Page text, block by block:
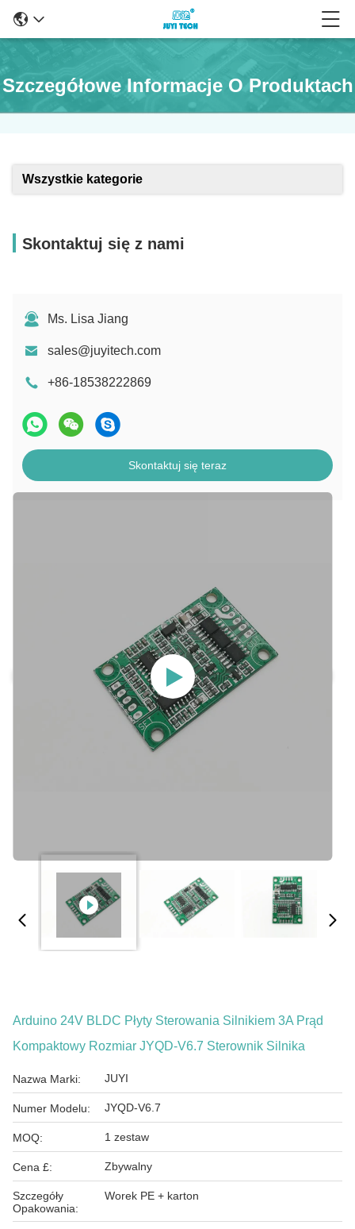
Szczegółowe Informacje O Produktach
Wszystkie kategorie
Skontaktuj się z nami
Ms. Lisa Jiang
sales@juyitech.com
+86-18538222869
Skontaktuj się teraz
Arduino 24V BLDC Płyty Sterowania Silnikiem 3A Prąd
Kompaktowy Rozmiar JYQD-V6.7 Sterownik Silnika
Nazwa Marki: JUYI
Numer Modelu: JYQD-V6.7
MOQ: 1 zestaw
Cena £: Zbywalny
Szczegóły
Opakowania:
Worek PE + karton